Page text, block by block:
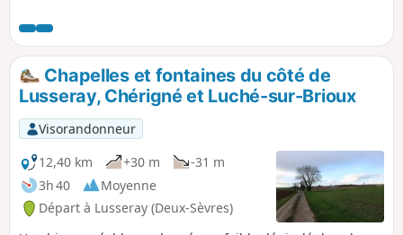
donne un bel aperçu d'une zone encore bocagère du
plateau Mellois. La qualité des chemins permet de faire
également cette randonnée en VTT.
Chapelles et fontaines du côté de
Lusseray, Chérigné et Luché-sur-Brioux
Visorandonneur
12,40 km
+30 m
-31 m
3h 40
Moyenne
Départ à Lusseray (Deux-Sèvres)